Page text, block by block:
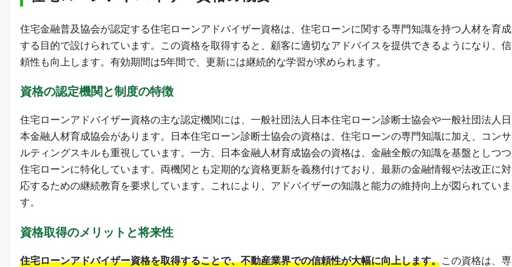
住宅金融普及協会が認定する住宅ローンアドバイザー資格は、住宅ローンに関する専門知識を持つ人材を育成
する目的で設けられています。この資格を取得すると、顧客に適切なアドバイスを提供できるようになり、信
頼性も向上します。有効期間は5年間で、更新には継続的な学習が求められます。
資格の認定機関と制度の特徴
住宅ローンアドバイザー資格の主な認定機関には、一般社団法人日本住宅ローン診断士協会や一般社団法人日
本金融人材育成協会があります。日本住宅ローン診断士協会の資格は、住宅ローンの専門知識に加え、コンサ
ルティングスキルも重視しています。一方、日本金融人材育成協会の資格は、金融全般の知識を基盤としつつ
住宅ローンに特化しています。両機関とも定期的な資格更新を義務付けており、最新の金融情報や法改正に対
応するための継続教育を要求しています。これにより、アドバイザーの知識と能力の維持向上が図られていま
す。
資格取得のメリットと将来性
住宅ローンアドバイザー資格を取得することで、不動産業界での信頼性が大幅に向上します。 この資格は、専